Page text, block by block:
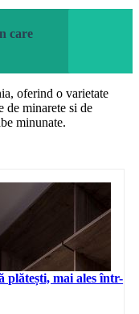
care
oferind o varietate
de minarete si de
minunate.
plătești, mai ales într-